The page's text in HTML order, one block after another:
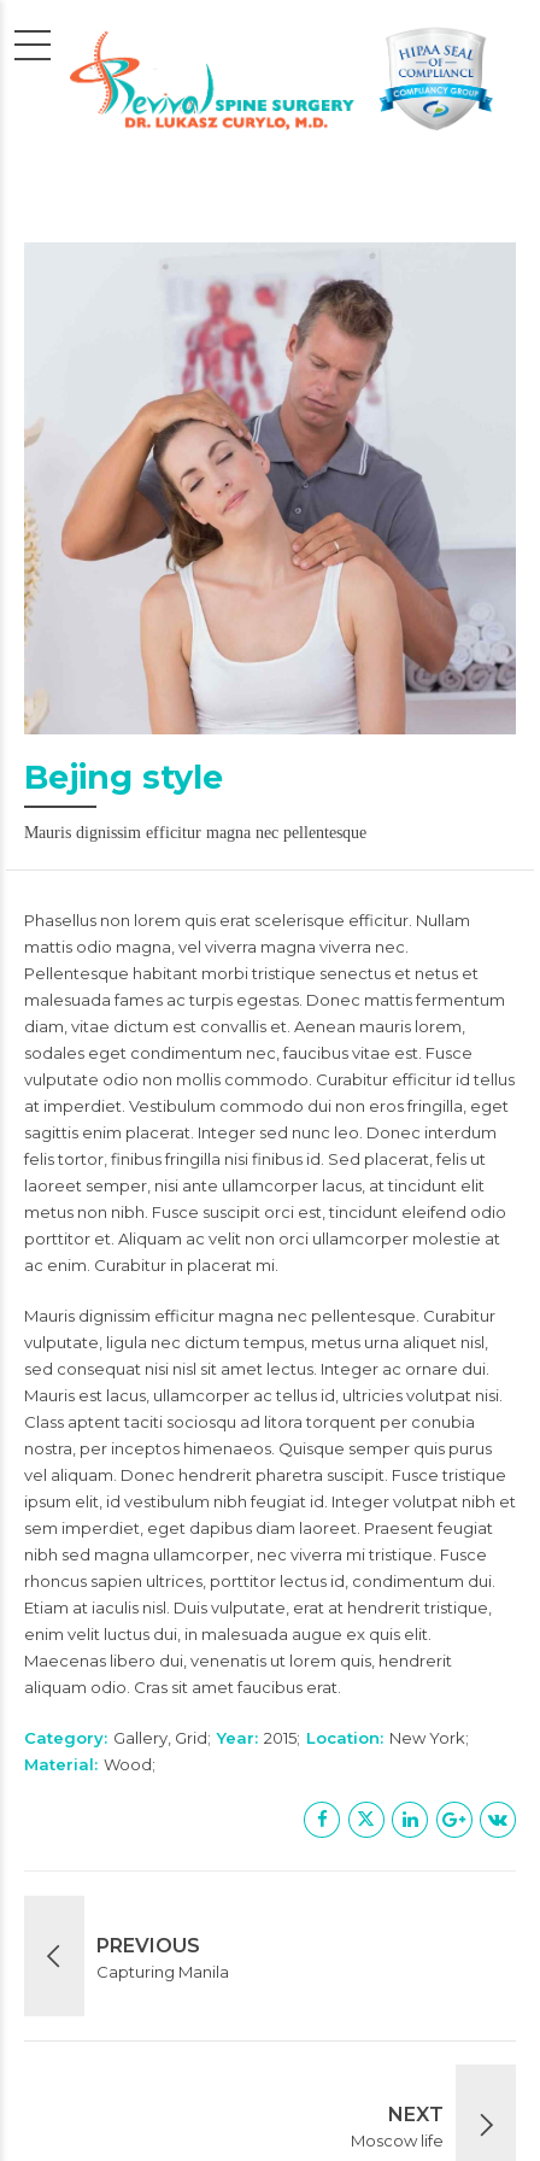
Bejing style
Mauris dignissim efficitur magna nec pellentesque
Phasellus non lorem quis erat scelerisque efficitur. Nullam
mattis odio magna, vel viverra magna viverra nec.
Pellentesque habitant morbi tristique senectus et netus et
malesuada fames ac turpis egestas. Donec mattis fermentum
diam, vitae dictum est convallis et. Aenean mauris lorem,
sodales eget condimentum nec, faucibus vitae est. Fusce
vulputate odio non mollis commodo. Curabitur efficitur id tellus
at imperdiet. Vestibulum commodo dui non eros fringilla, eget
sagittis enim placerat. Integer sed nunc leo. Donec interdum
felis tortor, finibus fringilla nisi finibus id. Sed placerat, felis ut
laoreet semper, nisi ante ullamcorper lacus, at tincidunt elit
metus non nibh. Fusce suscipit orci est, tincidunt eleifend odio
porttitor et. Aliquam ac velit non orci ullamcorper molestie at
ac enim. Curabitur in placerat mi.
Mauris dignissim efficitur magna nec pellentesque. Curabitur
vulputate, ligula nec dictum tempus, metus urna aliquet nisl,
sed consequat nisi nisl sit amet lectus. Integer ac ornare dui.
Mauris est lacus, ullamcorper ac tellus id, ultricies volutpat nisi.
Class aptent taciti sociosqu ad litora torquent per conubia
nostra, per inceptos himenaeos. Quisque semper quis purus
vel aliquam. Donec hendrerit pharetra suscipit. Fusce tristique
ipsum elit, id vestibulum nibh feugiat id. Integer volutpat nibh et
sem imperdiet, eget dapibus diam laoreet. Praesent feugiat
nibh sed magna ullamcorper, nec viverra mi tristique. Fusce
rhoncus sapien ultrices, porttitor lectus id, condimentum dui.
Etiam at iaculis nisl. Duis vulputate, erat at hendrerit tristique,
enim velit luctus dui, in malesuada augue ex quis elit.
Maecenas libero dui, venenatis ut lorem quis, hendrerit
aliquam odio. Cras sit amet faucibus erat.
Category Gallery, Grid Year 2015 Location
New York
Material Wood
PREVIOUS
Capturing Manila
NEXT
Moscow life